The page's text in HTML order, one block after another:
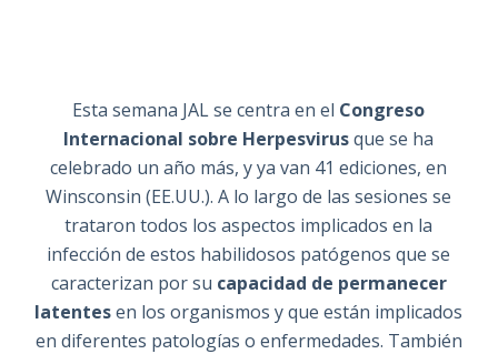
Esta semana JAL se centra en el Congreso
Internacional sobre Herpesvirusque se ha
celebrado un año más, y ya van 41 ediciones, en
Winsconsin (EE.UU.). A lo largo de las sesiones se
trataron todos los aspectos implicados en la
infección de estos habilidosos patógenos que se
caracterizan por su capacidad de permanecer
latentesen los organismos y que están implicados
en diferentes patologías o enfermedades. También